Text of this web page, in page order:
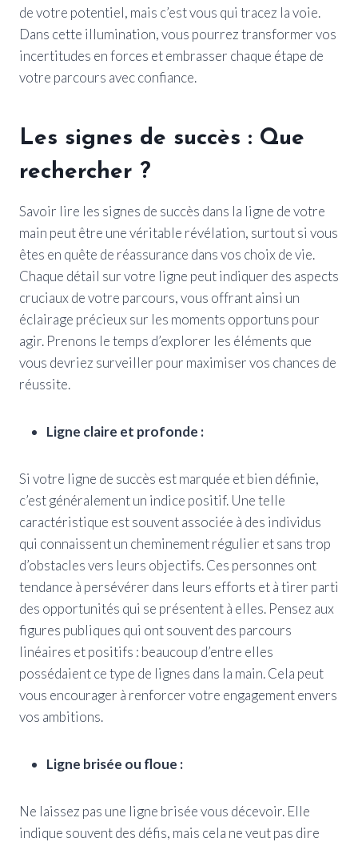
de votre potentiel, mais c’est vous qui tracez la voie.
Dans cette illumination, vous pourrez transformer vos
incertitudes en forces et embrasser chaque étape de
votre parcours avec confiance.
Les signes de succès : Que
rechercher ?
Savoir lire les signes de succès dans la ligne de votre
main peut être une véritable révélation, surtout si vous
êtes en quête de réassurance dans vos choix de vie.
Chaque détail sur votre ligne peut indiquer des aspects
cruciaux de votre parcours, vous offrant ainsi un
éclairage précieux sur les moments opportuns pour
agir. Prenons le temps d’explorer les éléments que
vous devriez surveiller pour maximiser vos chances de
réussite.
Ligne claire et profonde :
Si votre ligne de succès est marquée et bien définie,
c’est généralement un indice positif. Une telle
caractéristique est souvent associée à des individus
qui connaissent un cheminement régulier et sans trop
d’obstacles vers leurs objectifs. Ces personnes ont
tendance à persévérer dans leurs efforts et à tirer parti
des opportunités qui se présentent à elles. Pensez aux
figures publiques qui ont souvent des parcours
linéaires et positifs : beaucoup d’entre elles
possédaient ce type de lignes dans la main. Cela peut
vous encourager à renforcer votre engagement envers
vos ambitions.
Ligne brisée ou floue :
Ne laissez pas une ligne brisée vous décevoir. Elle
indique souvent des défis, mais cela ne veut pas dire